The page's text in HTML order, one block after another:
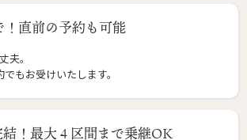
直前の予約も可能
夫。
もお受けいたします。
結！最大４区間まで乗継OK